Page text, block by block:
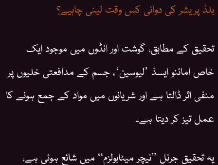
بلڈ پریشر کی دوائی کس وقت لینی چاہیے؟
تحقیق کے مطابق، گوشت اور انڈوں میں موجود ایک
خاص امائنو ایسڈ ’لیوسین‘، جسم کے مدافعتی خلیوں پر
منفی اثر ڈالتا ہے اور شریانوں میں مواد کے جمع ہونے کا
عمل تیز کر دیتا ہے۔
یہ تحقیق جرنل ”نیچر میٹابولزم“ میں شائع ہوئی ہے،